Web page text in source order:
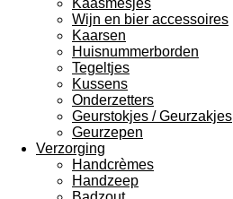
Kaasmesjes
Wijn en bier accessoires
Kaarsen
Huisnummerborden
Tegeltjes
Kussens
Onderzetters
Geurstokjes / Geurzakjes
Geurzepen
Verzorging
Handcrèmes
Handzeep